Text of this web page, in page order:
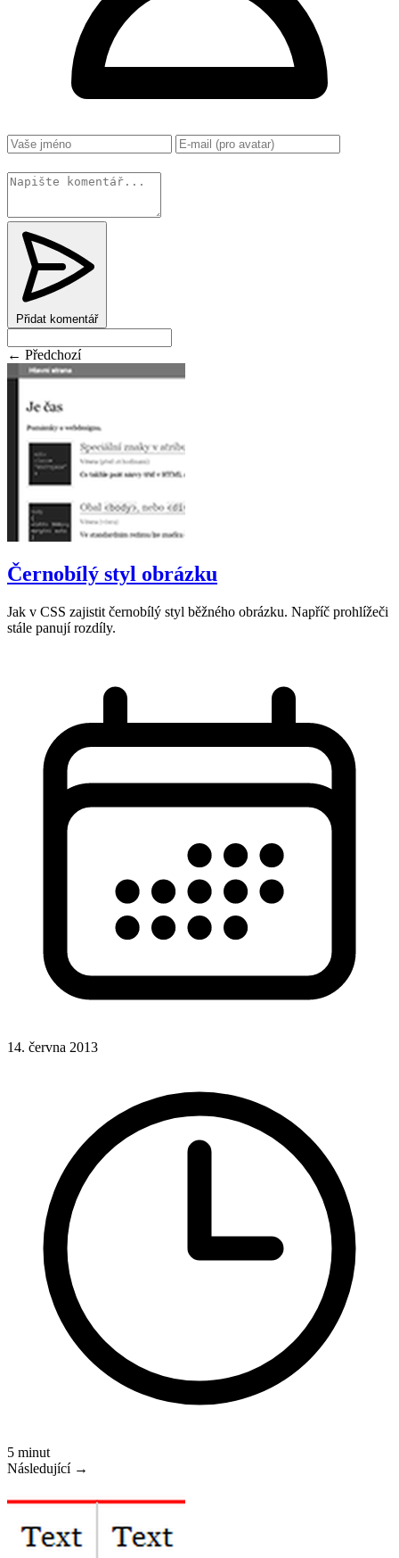
Přidat komentář
← Předchozí
Černobílý styl obrázku
Jak v CSS zajistit černobílý styl běžného obrázku. Napříč prohlížeči
stále panují rozdíly.
14. června 2013
5 minut
Následující →